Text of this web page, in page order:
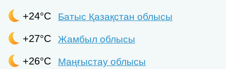
+24°C
Батыс Қазақстан облысы
+27°C
Жамбыл облысы
+26°C
Маңғыстау облысы